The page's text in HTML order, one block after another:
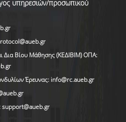
υπηρεσιών/προσωπικού
Δια Βίου Μάθησης (ΚΕΔΙΒΙΜ) ΟΠΑ:
Έρευνας: info@rc.aueb.gr
support@aueb.gr